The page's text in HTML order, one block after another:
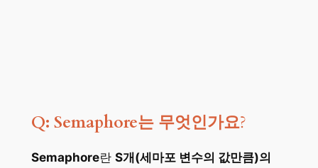
Q: Semaphore는 무엇인가요?
Semaphore란 S개(세마포 변수의 값만큼)의